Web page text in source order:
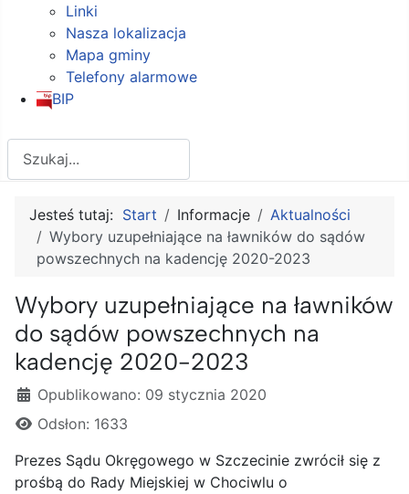
Linki
Nasza lokalizacja
Mapa gminy
Telefony alarmowe
BIP
Jesteś tutaj: Start Informacje
Aktualności
Wybory uzupełniające na ławników do sądów
powszechnych na kadencję 2020-2023
Wybory uzupełniające na ławników
do sądów powszechnych na
kadencję 2020-2023
Szczegóły
Opublikowano: 09 stycznia 2020
Odsłon: 1633
Prezes Sądu Okręgowego w Szczecinie zwrócił się z
prośbą do Rady Miejskiej w Chociwlu o